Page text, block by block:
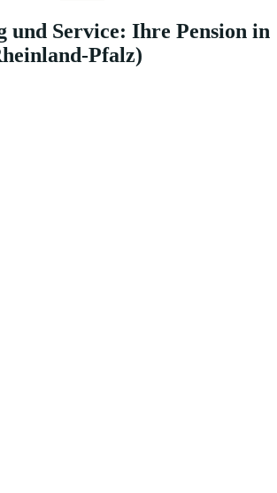
und Service: Ihre Pension in
Pfalz)